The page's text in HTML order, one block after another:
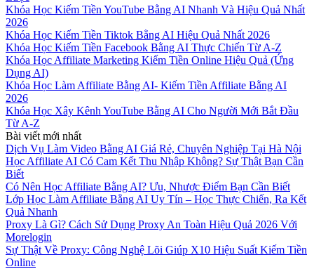
Khóa Học Kiếm Tiền YouTube Bằng AI Nhanh Và Hiệu Quả Nhất
2026
Khóa Học Kiếm Tiền Tiktok Bằng AI Hiệu Quả Nhất 2026
Khóa Học Kiếm Tiền Facebook Bằng AI Thực Chiến Từ A-Z
Khóa Học Affiliate Marketing Kiếm Tiền Online Hiệu Quả (Ứng
Dụng AI)
Khóa Học Làm Affiliate Bằng AI- Kiếm Tiền Affiliate Bằng AI
2026
Khóa Học Xây Kênh YouTube Bằng AI Cho Người Mới Bắt Đầu
Từ A-Z
Bài viết mới nhất
Dịch Vụ Làm Video Bằng AI Giá Rẻ, Chuyên Nghiệp Tại Hà Nội
Học Affiliate AI Có Cam Kết Thu Nhập Không? Sự Thật Bạn Cần
Biết
Có Nên Học Affiliate Bằng AI? Ưu, Nhược Điểm Bạn Cần Biết
Lớp Học Làm Affiliate Bằng AI Uy Tín – Học Thực Chiến, Ra Kết
Quả Nhanh
Proxy Là Gì? Cách Sử Dụng Proxy An Toàn Hiệu Quả 2026 Với
Morelogin
Sự Thật Về Proxy: Công Nghệ Lõi Giúp X10 Hiệu Suất Kiếm Tiền
Online